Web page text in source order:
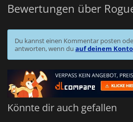
Bewertungen über
Du kannst einen Kommentar posten
antworten, wenn du auf deinem
Könnte dir auch gefallen